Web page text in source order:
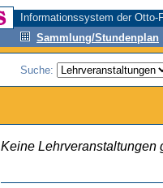
Informationssystem der
Sammlung/Stundenplan
Suche:
Keine Lehrveranstaltungen